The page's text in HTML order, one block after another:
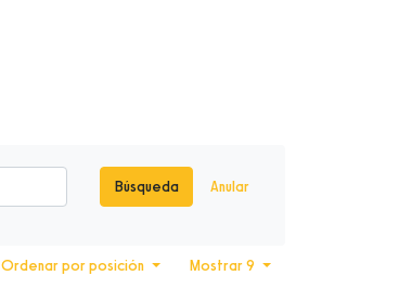
Búsqueda Anular
Mostrar 9
Ordenar por posición